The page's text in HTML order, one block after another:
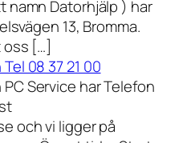
namn Datorhjälp ) har
13, Bromma.
oss […]
08 37 21 00
Service har Telefon
och vi ligger på